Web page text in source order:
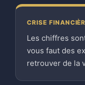
CRISE
Les chiffres
vous faut des
retrouver de la